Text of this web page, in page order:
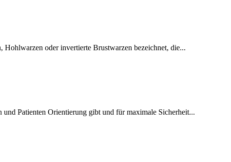
oder invertierte Brustwarzen bezeichnet, die...
Patienten Orientierung gibt und für maximale Sicherheit...